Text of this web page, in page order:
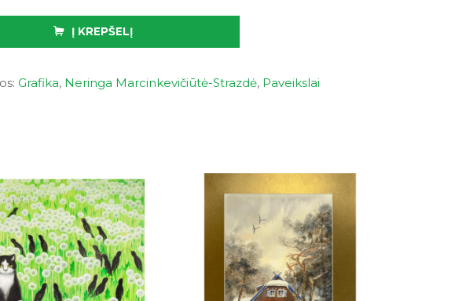
Į KREPŠELĮ
Grafika, Neringa Marcinkevičiūtė-Strazdė, Paveikslai